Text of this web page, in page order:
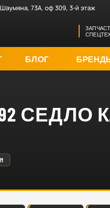
Шаумяна, 73А, оф 309, 3-й этаж
БЛОГ
СЕДЛО